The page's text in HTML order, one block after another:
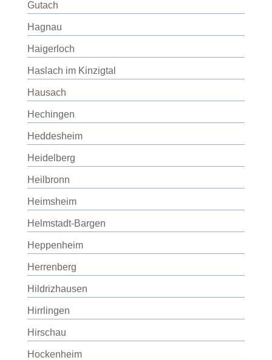
Gutach
Hagnau
Haigerloch
Haslach im Kinzigtal
Hausach
Hechingen
Heddesheim
Heidelberg
Heilbronn
Heimsheim
Helmstadt-Bargen
Heppenheim
Herrenberg
Hildrizhausen
Hirrlingen
Hirschau
Hockenheim